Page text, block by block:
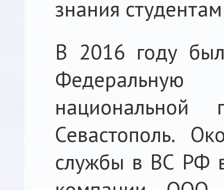
знания
В 2016 году
Севастополь.
службы в ВС РФ